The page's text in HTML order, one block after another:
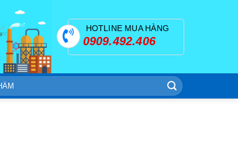
HOTLINE MUA HÀNG
0909.492.406